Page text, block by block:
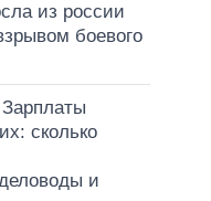
из россии
боевого
Зарплаты
сколько
и